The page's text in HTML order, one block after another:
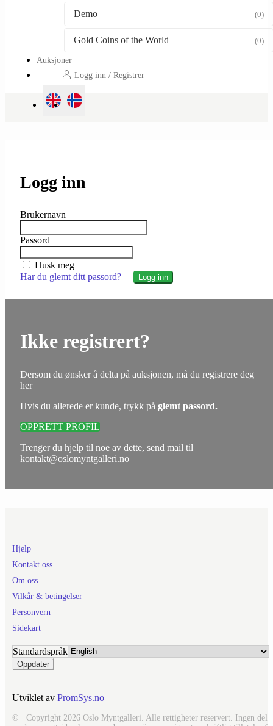
Demo (0)
Gold Coins of the World (0)
Auksjoner
Logg inn / Registrer
Logg inn
Brukernavn
Passord
Husk meg
Har du glemt ditt passord?
Ikke registrert?
Dersom du ønsker å delta på auksjonen, må du registrere deg
her
Hvis du allerede er kunde, trykk på glemt passord.
OPPRETT PROFIL
Trenger du hjelp til noe av dette, send mail til
kontakt@oslomyntgalleri.no
Hjelp
Kontakt oss
Om oss
Vilkår & betingelser
Personvern
Sidekart
Standardspråk
Utviklet av PromSys.no
© Copyright 2026 Oslo Myntgalleri. Alle rettigheter reservert. Ingen del